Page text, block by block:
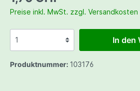
Preise inkl. MwSt. zzgl. Versandkosten
In den
Produktnummer: 103176